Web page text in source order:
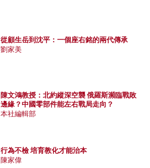
從顧生岳到沈平：一個座右銘的兩代傳承
劉家美
陳文鴻教授：北約縱深空襲 俄羅斯瀕臨戰敗
邊緣？中國零部件能左右戰局走向？
本社編輯部
行為不檢 培育教化才能治本
陳家偉